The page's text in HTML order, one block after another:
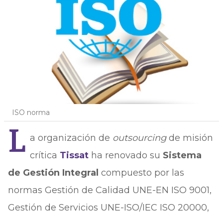
ISO norma
L a organización de outsourcingde misión
crítica Tissatha renovado su Sistema
de Gestión Integral compuesto por las
normas Gestión de Calidad UNE-EN ISO 9001,
Gestión de Servicios UNE-ISO/IEC ISO 20000,